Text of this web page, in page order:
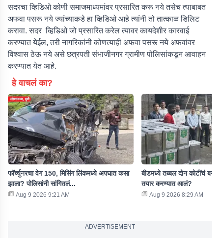
सदरचा व्हिडिओ कोणी समाजमाध्यमांवर प्रसारित करू नये तसेच त्याबाबत
अफवा पसरू नये ज्यांच्याकडे हा व्हिडिओ आहे त्यांनी तो तात्काळ डिलिट
करावा. सदर व्हिडिओ जो प्रसारित करेल त्यावर कायदेशीर कारवाई
करण्यात येईल, तरी नागरिकांनी कोणत्याही अफवा पसरू नये अफवांवर
विश्वास ठेऊ नये असे छत्रपती संभाजीनगर ग्रामीण पोलिसांकडून आवाहन
करण्यात येत आहे.
हे वाचलं का?
फॉर्च्युनरचा वेग 150, मिसिंग लिंकमध्ये अपघात कसा
झाला? पोलिसांनी सांगितलं...
Aug 9 2026 9:21 AM
बीडमध्ये तब्बल दोन कोटींचं
तयार करण्यात आलं?
Aug 9 2026 8:29 AM
ADVERTISEMENT